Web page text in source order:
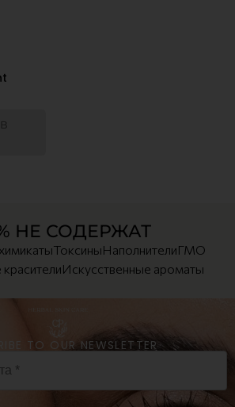
НЕ СОДЕРЖАТ
ТоксиныНаполнителиГМО
Искусственные ароматы
TO OUR NEWSLETTER